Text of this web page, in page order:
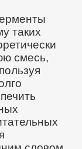
таких
смесь,